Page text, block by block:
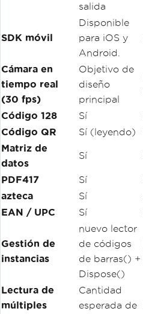
salida
SDK móvil
Disponible
para iOS y
Android.
Cámara en
tiempo real
(30 fps)
Objetivo de
diseño
principal
Código 128 Sí
Código QR
Sí (leyendo)
Matriz de
datos
Sí
PDF417 Sí
azteca
Sí
EAN / UPC
Sí
Gestión de
instancias
nuevo lector
de códigos
de barras() +
Dispose()
Lectura de
múltiples
Cantidad
esperada de